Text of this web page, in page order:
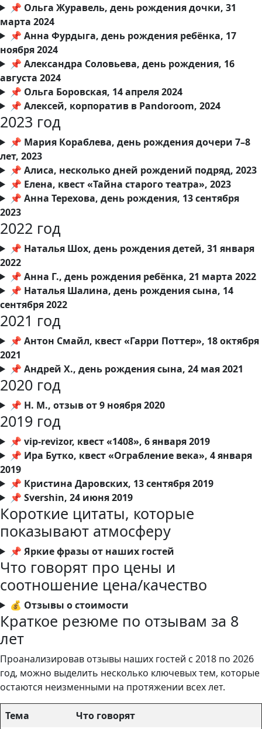
📌 Ольга Журавель, день рождения дочки, 31
марта 2024
📌 Анна Фурдыга, день рождения ребёнка, 17
ноября 2024
📌 Александра Соловьева, день рождения, 16
августа 2024
📌 Ольга Боровская, 14 апреля 2024
📌 Алексей, корпоратив в Pandoroom, 2024
2023 год
📌 Мария Кораблева, день рождения дочери 7–8
лет, 2023
📌 Алиса, несколько дней рождений подряд, 2023
📌 Елена, квест «Тайна старого театра», 2023
📌 Анна Терехова, день рождения, 13 сентября
2023
2022 год
📌 Наталья Шох, день рождения детей, 31 января
2022
📌 Анна Г., день рождения ребёнка, 21 марта 2022
📌 Наталья Шалина, день рождения сына, 14
сентября 2022
2021 год
📌 Антон Смайл, квест «Гарри Поттер», 18 октября
2021
📌 Андрей Х., день рождения сына, 24 мая 2021
2020 год
📌 Н. М., отзыв от 9 ноября 2020
2019 год
📌 vip-revizor, квест «1408», 6 января 2019
📌 Ира Бутко, квест «Ограбление века», 4 января
2019
📌 Кристина Даровских, 13 сентября 2019
📌 Svershin, 24 июня 2019
Короткие цитаты, которые
показывают атмосферу
📌 Яркие фразы от наших гостей
Что говорят про цены и
соотношение цена/качество
💰 Отзывы о стоимости
Краткое резюме по отзывам за 8
лет
Проанализировав отзывы наших гостей с 2018 по 2026
год, можно выделить несколько ключевых тем, которые
остаются неизменными на протяжении всех лет.
Тема Что говорят